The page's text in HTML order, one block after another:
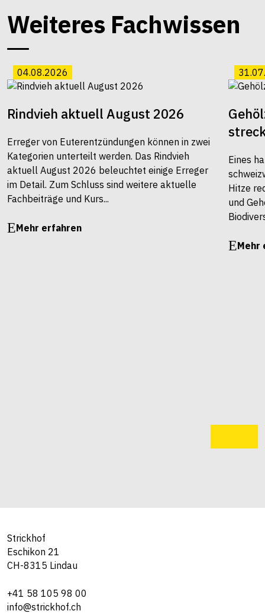
Weiteres Fachwissen
04.08.2026
Rindvieh aktuell August 2026
Erreger von Euterentzündungen können in zwei
Kategorien unterteilt werden. Das Rindvieh
aktuell August 2026 beleuchtet einige Erreger
im Detail. Zum Schluss sind weitere aktuelle
Fachbeiträge und Kurs...
Mehr erfahren
Eines
Hitze
und
Mehr
Strickhof
Eschikon 21
CH-8315 Lindau
+41 58 105 98 00
info@strickhof.ch